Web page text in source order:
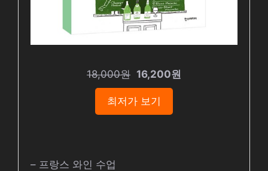
18,000원 16,200원
최저가 보기
– 프랑스 와인 수업